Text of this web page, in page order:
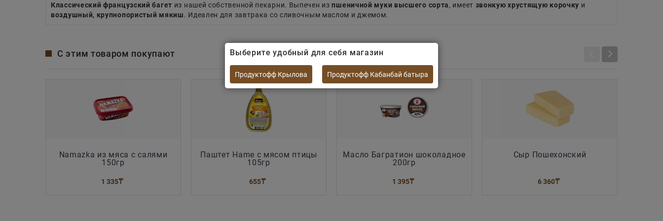
Классический французский багет из нашей собственной пекарни. Выпечен изпшеничной муки высшего сорта, имеет звонкую хрустящую корочку и
воздушный, крупнопористый мякиш. Идеален для завтрака со сливочным маслом и джемом.
С этим товаром покупают
Namazka из мяса с салями
150гр
1 335₸
Паштет Hame с мясом птицы
105гр
655₸
Масло Багратион шоколадное
200гр
1 395₸
Сыр Пошехонский
6 360₸
Выберите удобный для себя магазин
Продуктофф Крылова Продуктофф Кабанбай батыра